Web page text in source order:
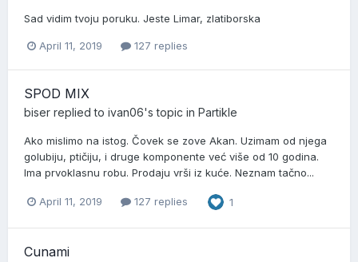
Sad vidim tvoju poruku. Jeste Limar, zlatiborska
April 11, 2019 127 replies
SPOD MIX
biser replied to ivan06's topic in Partikle
Ako mislimo na istog. Čovek se zove Akan. Uzimam od njega
golubiju, ptičiju, i druge komponente već više od 10 godina.
Ima prvoklasnu robu. Prodaju vrši iz kuće. Neznam tačno...
April 11, 2019 127 replies 1
Cunami